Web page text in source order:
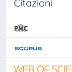
Citazioni